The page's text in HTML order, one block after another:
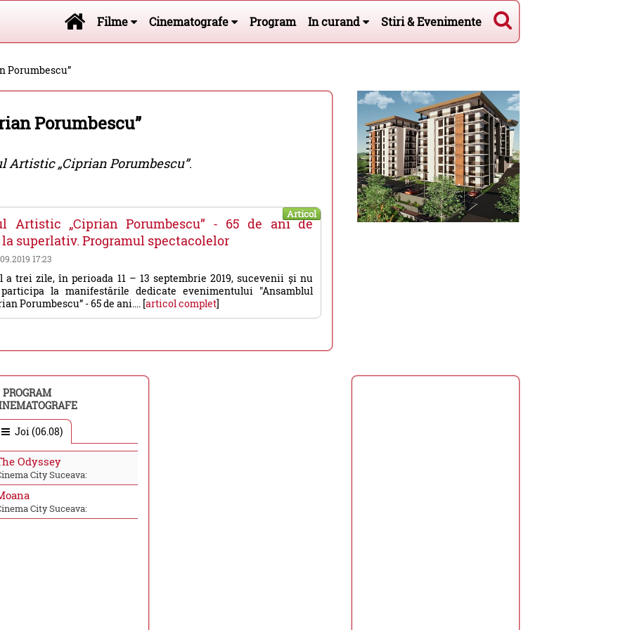
Filme Cinematografe Program In curand Stiri & Evenimente
Porumbescu”
Porumbescu”
Artistic „Ciprian Porumbescu”.
Articol
Artistic „Ciprian Porumbescu” - 65 de ani de
superlativ. Programul spectacolelor
17:23
a trei zile, în perioada 11 – 13 septembrie 2019, sucevenii și nu
la manifestările dedicate evenimentului "Ansamblul
Porumbescu” - 65 de ani.... [articol complet]
PROGRAM
Joi (06.08)
Odyssey
City Suceava:
City Suceava: